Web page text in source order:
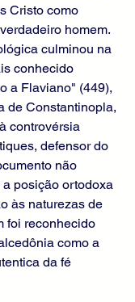
Cristo como
homem.
culminou na
conhecido
a Flaviano" (449),
de Constantinopla,
controvérsia
defensor do
não
posição ortodoxa
às naturezas de
foi reconhecido
como a
da fé